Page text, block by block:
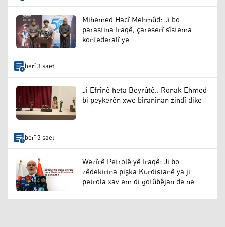
Mihemed Hacî Mehmûd: Ji bo
parastina Iraqê, çareserî sîstema
konfederalî ye
berî 3 saet
Ji Efrînê heta Beyrûtê.. Ronak Ehmed
bi peykerên xwe bîranînan zindî dike
berî 3 saet
Wezîrê Petrolê yê Iraqê: Ji bo
zêdekirina pişka Kurdistanê ya ji
petrola xav em di gotûbêjan de ne